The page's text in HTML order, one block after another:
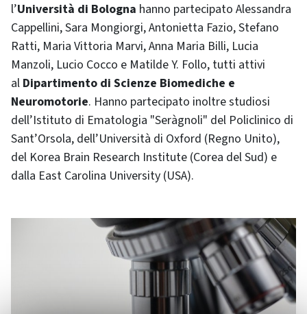
l’Università di Bologna hanno partecipato Alessandra
Cappellini, Sara Mongiorgi, Antonietta Fazio, Stefano
Ratti, Maria Vittoria Marvi, Anna Maria Billi, Lucia
Manzoli, Lucio Cocco e Matilde Y. Follo, tutti attivi
al Dipartimento di Scienze Biomediche e
Neuromotorie. Hanno partecipato inoltre studiosi
dell’Istituto di Ematologia "Seràgnoli" del Policlinico di
Sant’Orsola, dell’Università di Oxford (Regno Unito),
del Korea Brain Research Institute (Corea del Sud) e
dalla East Carolina University (USA).